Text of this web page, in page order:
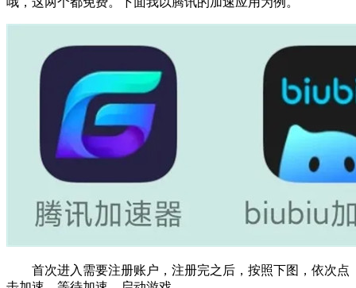
首次进入需要注册账户，注册完之后，按照下图，依次点